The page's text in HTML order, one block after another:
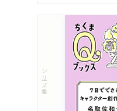
シリーズ・全集